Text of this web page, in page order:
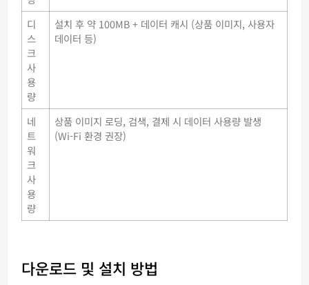
디
스
크
사
용
량
설치 후 약 100MB + 데이터 캐시 (상품 이미지, 사용자
데이터 등)
네
트
워
크
사
용
량
상품 이미지 로딩, 검색, 결제 시 데이터 사용량 발생
(Wi-Fi 환경 권장)
다운로드 및 설치 방법